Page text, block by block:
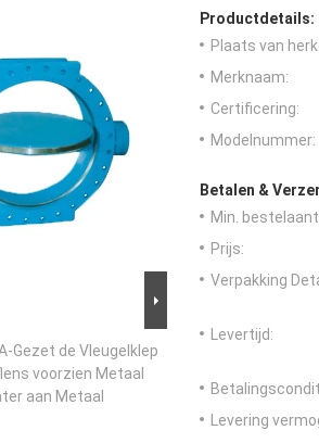
Gezet de Vleugelklep
voorzien Metaal
aan Metaal
Productdetails:
Plaats van
Merknaam:
Certificering:
Modelnummer:
Betalen &
Min.
Prijs:
Verpakking
Levertijd:
Levering